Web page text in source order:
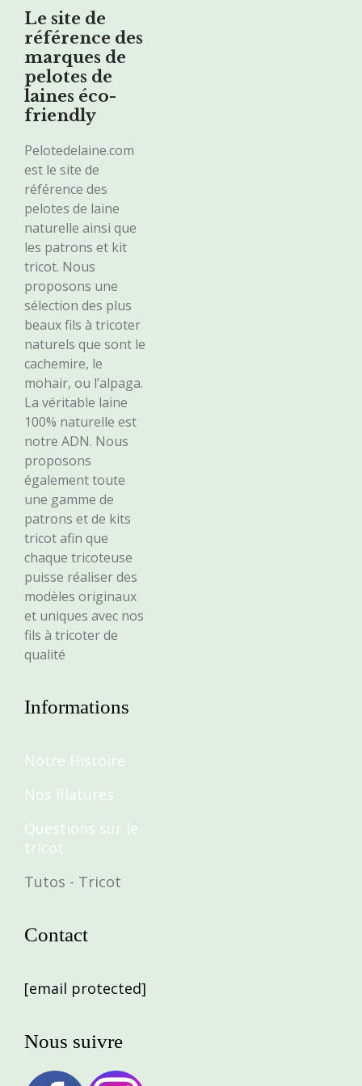
Le site de
référence des
marques de
pelotes de
laines éco-
friendly
Pelotedelaine.com
est le site de
référence des
pelotes de laine
naturelle ainsi que
les patrons et kit
tricot. Nous
proposons une
sélection des plus
beaux fils à tricoter
naturels que sont le
cachemire, le
mohair, ou l’alpaga.
La véritable laine
100% naturelle est
notre ADN. Nous
proposons
également toute
une gamme de
patrons et de kits
tricot afin que
chaque tricoteuse
puisse réaliser des
modèles originaux
et uniques avec nos
fils à tricoter de
qualité
Informations
Notre Histoire
Nos filatures
Questions sur le
tricot
Tutos - Tricot
Contact
[email protected]
Nous suivre